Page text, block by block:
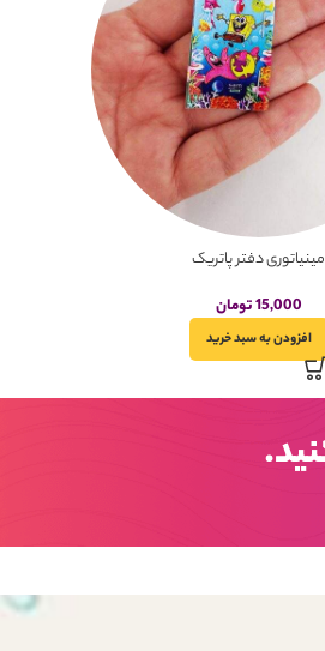
مینیاتوری دفتر پاتریک
15,000تومان
افزودن به سبد خرید